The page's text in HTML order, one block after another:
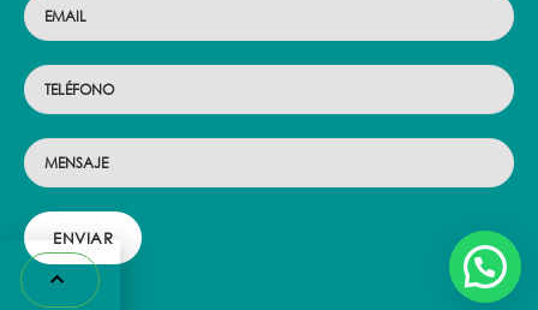
ENVIAR